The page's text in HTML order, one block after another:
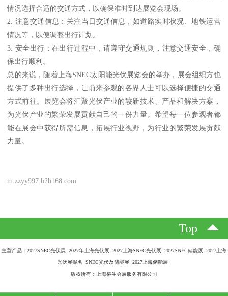
情况选择合适的交通方式，以确保准时到达展览会现场。
2. 注意交通信息：关注当日交通信息，如道路实时状况、地铁运营
情况等，以便调整出行计划。
3. 安全出行：在出行过程中，请遵守交通规则，注意交通安全，确
保出行顺利。
总的来说，随着上海SNEC太阳能光伏展览会的举办，展会组织方也
提供了多种出行选择，让前来参观的各界人士可以选择便捷的交通
方式前往。展览会将汇聚光伏产业的较新技术、产品和解决方案，
为光伏产业的繁荣发展贡献自己的一份力量。希望每一位参观者都
能在展会中获得所需信息，拓展行业视野，为行业的繁荣发展贡献
力量。
m.zzyy997.b2b168.com
Top
主营产品：2027SNEC光伏展 2027年上海光伏展 2027上海SNEC光伏展 2027SNEC储能展 2027上海
光伏展报名 SNEC光伏及储能展 2027上海储能展
版权所有：上海椿生会展服务有限公司